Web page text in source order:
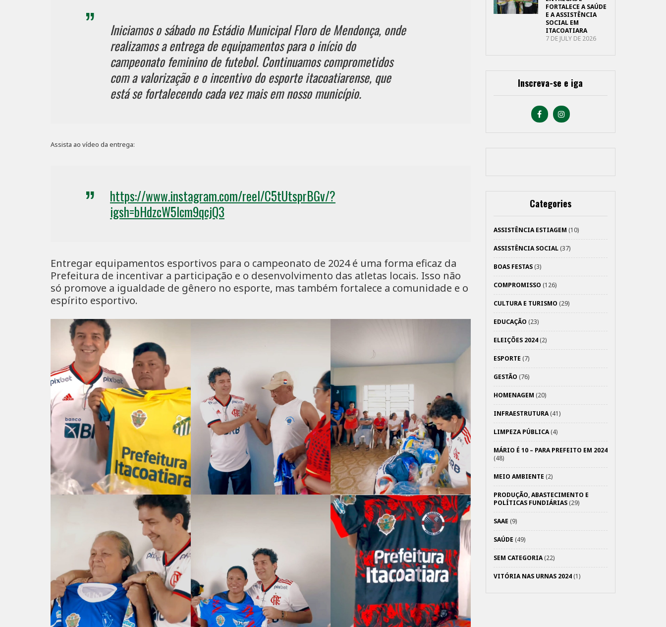
Iniciamos o sábado no Estádio Municipal Floro de Mendonça, onde
realizamos a entrega de equipamentos para o início do
campeonato feminino de futebol. Continuamos comprometidos
com a valorização e o incentivo do esporte itacoatiarense, que
está se fortalecendo cada vez mais em nosso município.
Assista ao vídeo da entrega:
https://www.instagram.com/reel/C5tUtsprBGv/?
igsh=bHdzcW5lcm9qcjQ3
Entregar equipamentos esportivos para o campeonato de 2024 é uma forma eficaz da
Prefeitura de incentivar a participação e o desenvolvimento das atletas locais. Isso não
só promove a igualdade de gênero no esporte, mas também fortalece a comunidade e o
espírito esportivo.
FORTALECE A SAÚDE
E A ASSISTÊNCIA
SOCIAL EM
ITACOATIARA
7 DE JULY DE 2026
Inscreva-se e iga
Categories
ASSISTÊNCIA ESTIAGEM (10)
ASSISTÊNCIA SOCIAL(37)
BOAS FESTAS(3)
COMPROMISSO (126)
CULTURA E TURISMO (29)
EDUCAÇÃO (23)
ELEIÇÕES 2024(2)
ESPORTE (7)
GESTÃO (76)
HOMENAGEM (20)
INFRAESTRUTURA(41)
LIMPEZA PÚBLICA(4)
MÁRIO É 10 – PARA PREFEITO EM 2024
(48)
MEIO AMBIENTE (2)
PRODUÇÃO, ABASTECIMENTO E
POLÍTICAS FUNDIÁRIAS(29)
SAAE (9)
SAÚDE (49)
SEM CATEGORIA(22)
VITÓRIA NAS URNAS 2024(1)